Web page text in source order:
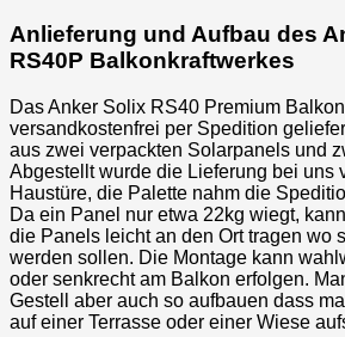
Anlieferung und Aufbau des
RS40P Balkonkraftwerkes
Das Anker Solix RS40 Premium
versandkostenfrei per Spedition
aus zwei verpackten Solarpanels und
Abgestellt wurde die Lieferung bei uns
Haustüre, die Palette nahm die
Da ein Panel nur etwa 22kg wiegt,
die Panels leicht an den Ort tragen wo
werden sollen. Die Montage kann
oder senkrecht am Balkon erfolgen.
Gestell aber auch so aufbauen dass
auf einer Terrasse oder einer Wiese